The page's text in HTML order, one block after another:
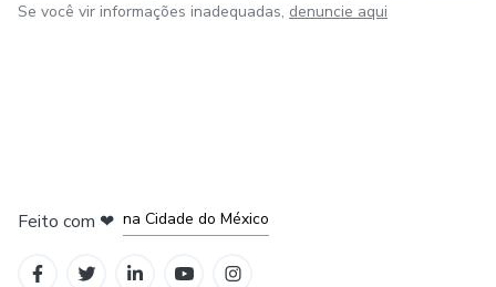
Se você vir informações inadequadas, denuncie aqui
Feito com ❤ na Cidade do México